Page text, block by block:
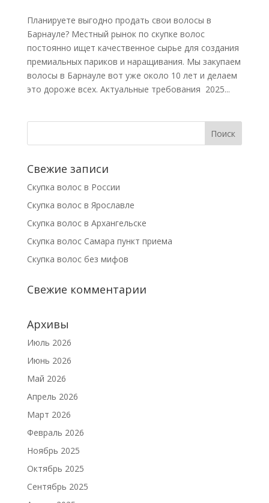
Планируете выгодно продать свои волосы в
Барнауле? Местный рынок по скупке волос
постоянно ищет качественное сырье для создания
премиальных париков и наращивания. Мы закупаем
волосы в Барнауле вот уже около 10 лет и делаем
это дороже всех. Актуальные требования 2025...
Свежие записи
Скупка волос в России
Скупка волос в Ярославле
Скупка волос в Архангельске
Скупка волос Самара пункт приема
Скупка волос без мифов
Свежие комментарии
Архивы
Июль 2026
Июнь 2026
Май 2026
Апрель 2026
Март 2026
Февраль 2026
Ноябрь 2025
Октябрь 2025
Сентябрь 2025